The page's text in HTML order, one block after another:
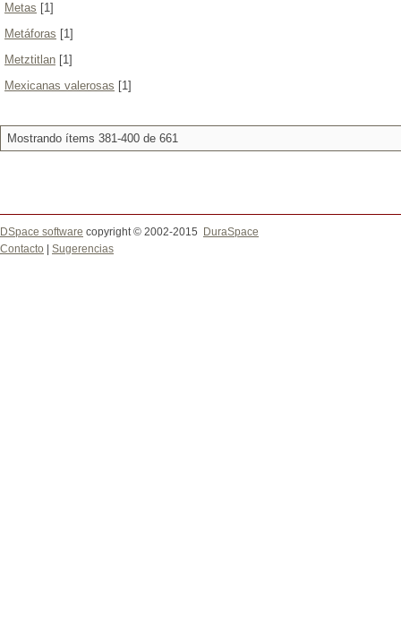
Metas [1]
Metáforas [1]
Metztitlan [1]
Mexicanas valerosas [1]
Mostrando ítems 381-400 de 661
DSpace software copyright © 2002-2015
DuraSpace
Contacto
Sugerencias